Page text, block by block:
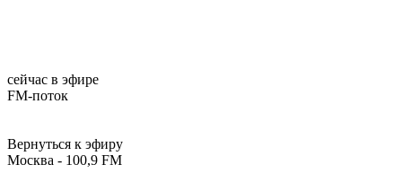
сейчас в эфире
FM-поток
Вернуться к эфиру
Москва - 100,9 FM